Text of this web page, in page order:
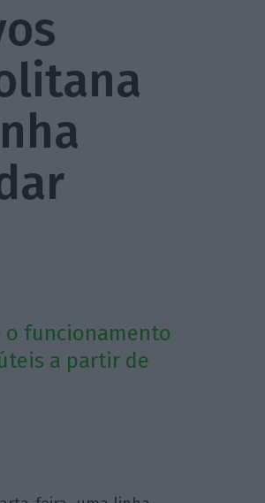
o funcionamento
a partir de